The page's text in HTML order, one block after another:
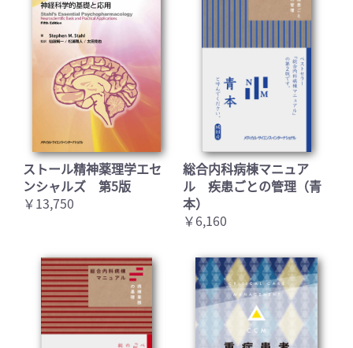
お買い物を続ける カートへ進む
ストール精神薬理学エセ
ンシャルズ 第5版
￥13,750
総合内科病棟マニュア
ル 疾患ごとの管理（青
本）
￥6,160